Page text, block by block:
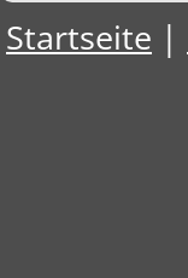
Startseite |